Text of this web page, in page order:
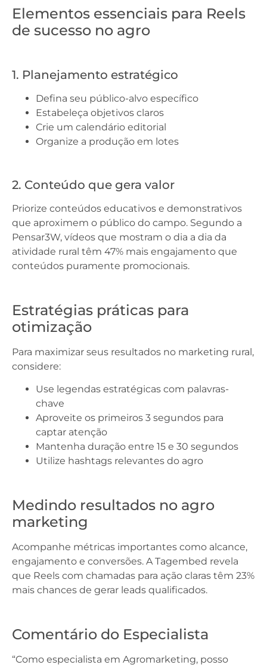
Elementos essenciais para Reels
de sucesso no agro
1. Planejamento estratégico
Defina seu público-alvo específico
Estabeleça objetivos claros
Crie um calendário editorial
Organize a produção em lotes
2. Conteúdo que gera valor
Priorize conteúdos educativos e demonstrativos
que aproximem o público do campo. Segundo a
Pensar3W, vídeos que mostram o dia a dia da
atividade rural têm 47% mais engajamento que
conteúdos puramente promocionais.
Estratégias práticas para
otimização
Para maximizar seus resultados no marketing rural,
considere:
Use legendas estratégicas com palavras-
chave
Aproveite os primeiros 3 segundos para
captar atenção
Mantenha duração entre 15 e 30 segundos
Utilize hashtags relevantes do agro
Medindo resultados no agro
marketing
Acompanhe métricas importantes como alcance,
engajamento e conversões. A Tagembed revela
que Reels com chamadas para ação claras têm 23%
mais chances de gerar leads qualificados.
Comentário do Especialista
“Como especialista em Agromarketing, posso